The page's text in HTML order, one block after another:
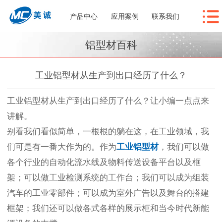
产品中心 应用案例 联系我们
铝型材百科
工业铝型材从生产到出口经历了什么？
工业铝型材从生产到出口经历了什么？让小编一点点来
讲解。
别看我们看似简单，一根根的躺在这，在工业领域，我
们可是有一番大作为的。作为工业铝型材，我们可以做
各个行业的自动化流水线及物料传送设备平台以及框
架；可以做工业检测系统的工作台；我们可以成为组装
汽车的工业零部件；可以成为室外广告以及舞台的搭建
框架；我们还可以做各式各样的展示柜和当今时代新能